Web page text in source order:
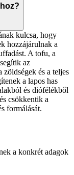
kulcsa, hogy
hozzájárulnak a
A tofu, a
az
zöldségek és a teljes
a lapos has
és diófélékből
csökkentik a
formálását.
a konkrét adagok